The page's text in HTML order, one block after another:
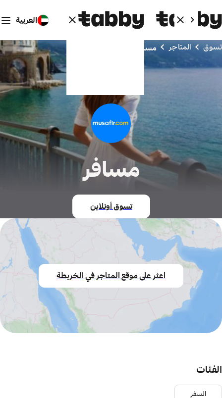
العربية
تسوق المتاجر مسافر
مسافر
تسوق أونلاين
اعثر على موقع المتاجر في الخريطة
الفئات
السفر